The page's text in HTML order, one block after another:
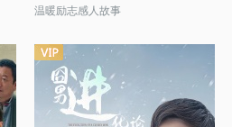
温暖励志感人故事